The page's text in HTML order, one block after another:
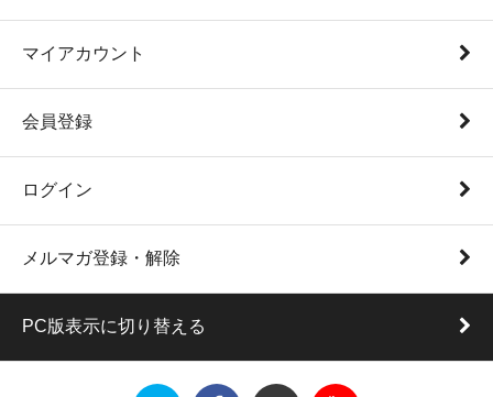
マイアカウント
会員登録
ログイン
メルマガ登録・解除
PC版表示に切り替える